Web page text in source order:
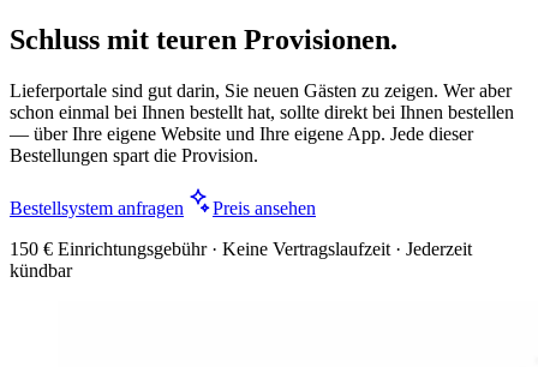
Schluss mit teuren Provisionen.
Lieferportale sind gut darin, Sie neuen Gästen zu zeigen. Wer aber
schon einmal bei Ihnen bestellt hat, sollte direkt bei Ihnen bestellen
— über Ihre eigene Website und Ihre eigene App. Jede dieser
Bestellungen spart die Provision.
Bestellsystem anfragen
Preis ansehen
150 € Einrichtungsgebühr · Keine Vertragslaufzeit · Jederzeit
kündbar